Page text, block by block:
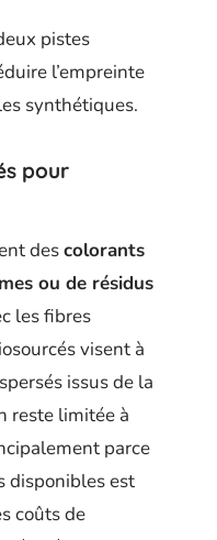
pistes
l’empreinte
synthétiques.
pour
descolorants
ou de résidus
les fibres
visent à
issus de la
reste limitée à
parce
disponibles est
coûts de